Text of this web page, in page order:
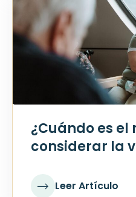
¿Cuándo es
considerar la
Leer Artículo